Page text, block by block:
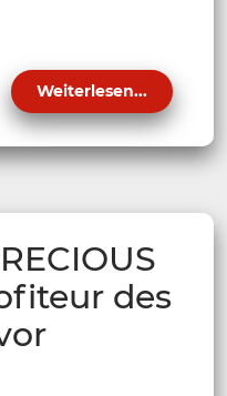
Weiterlesen...
des